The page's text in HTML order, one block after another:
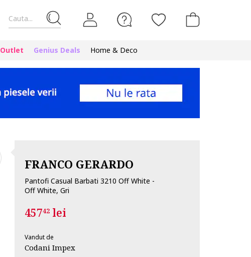
Cauta...
Outlet Genius Deals Home & Deco
FRANCO GERARDO
Pantofi Casual Barbati 3210 Off White -
Off White, Gri
45742lei
Vandut de
Codani Impex